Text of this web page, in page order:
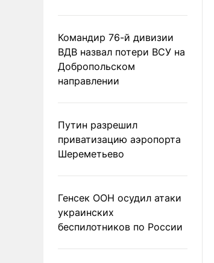
Командир 76-й дивизии
ВДВ назвал потери ВСУ на
Добропольском
направлении
Путин разрешил
приватизацию аэропорта
Шереметьево
Генсек ООН осудил атаки
украинских
беспилотников по России